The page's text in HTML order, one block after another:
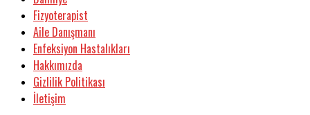
Fizyoterapist
Aile Danışmanı
Enfeksiyon Hastalıkları
Hakkımızda
Gizlilik Politikası
İletişim